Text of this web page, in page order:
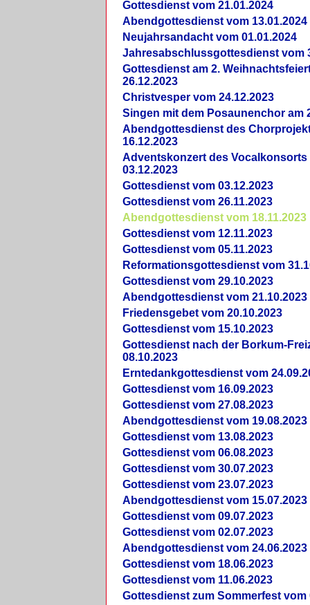
Gottesdienst vom 21.01.2024
Abendgottesdienst vom 13.01.2024
Neujahrsandacht vom 01.01.2024
Jahresabschlussgottesdienst vom
Gottesdienst am 2.
26.12.2023
Christvesper vom 24.12.2023
Singen mit dem Posaunenchor am
Abendgottesdienst des
16.12.2023
Adventskonzert des Vocalkonsorts
03.12.2023
Gottesdienst vom 03.12.2023
Gottesdienst vom 26.11.2023
Abendgottesdienst vom 18.11.2023
Gottesdienst vom 12.11.2023
Gottesdienst vom 05.11.2023
Reformationsgottesdienst vom
Gottesdienst vom 29.10.2023
Abendgottesdienst vom 21.10.2023
Friedensgebet vom 20.10.2023
Gottesdienst vom 15.10.2023
Gottesdienst nach der Borkum-
08.10.2023
Erntedankgottesdienst vom
Gottesdienst vom 16.09.2023
Gottesdienst vom 27.08.2023
Abendgottesdienst vom 19.08.2023
Gottesdienst vom 13.08.2023
Gottesdienst vom 06.08.2023
Gottesdienst vom 30.07.2023
Gottesdienst vom 23.07.2023
Abendgottesdienst vom 15.07.2023
Gottesdienst vom 09.07.2023
Gottesdienst vom 02.07.2023
Abendgottesdienst vom 24.06.2023
Gottesdienst vom 18.06.2023
Gottesdienst vom 11.06.2023
Gottesdienst zum Sommerfest vom